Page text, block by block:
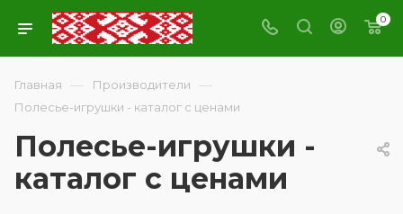
0
Главная — Производители —
Полесье-игрушки - каталог с ценами
Полесье-игрушки -
каталог с ценами